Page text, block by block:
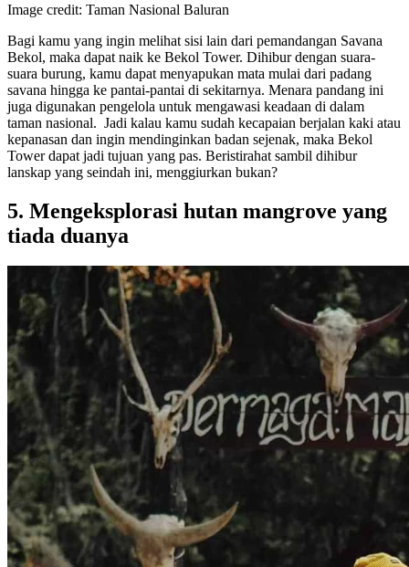
Image credit: Taman Nasional Baluran
Bagi kamu yang ingin melihat sisi lain dari pemandangan Savana
Bekol, maka dapat naik ke Bekol Tower. Dihibur dengan suara-
suara burung, kamu dapat menyapukan mata mulai dari padang
savana hingga ke pantai-pantai di sekitarnya. Menara pandang ini
juga digunakan pengelola untuk mengawasi keadaan di dalam
taman nasional. Jadi kalau kamu sudah kecapaian berjalan kaki atau
kepanasan dan ingin mendinginkan badan sejenak, maka Bekol
Tower dapat jadi tujuan yang pas. Beristirahat sambil dihibur
lanskap yang seindah ini, menggiurkan bukan?
5. Mengeksplorasi hutan mangrove yang
tiada duanya